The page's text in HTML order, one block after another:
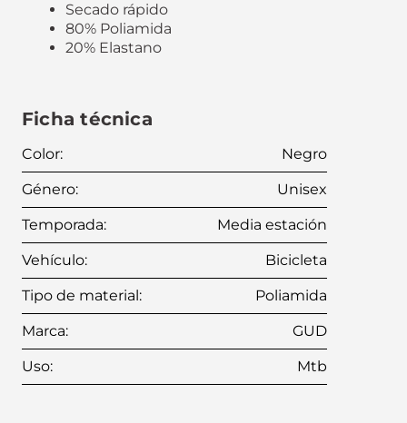
Secado rápido
80% Poliamida
20% Elastano
Ficha técnica
Color: Negro
Género: Unisex
Temporada: Media estación
Vehículo: Bicicleta
Tipo de material : Poliamida
Marca: GUD
Uso: Mtb